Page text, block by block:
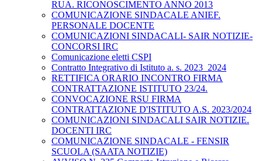
RUA. RICONOSCIMENTO ANNO 2013
COMUNICAZIONE SINDACALE ANIEF.
PERSONALE DOCENTE
COMUNICAZIONI SINDACALI- SAIR NOTIZIE-
CONCORSI IRC
Comunicazione eletti CSPI
Contratto Integrativo di Istituto a. s. 2023_2024
RETTIFICA ORARIO INCONTRO FIRMA
CONTRATTAZIONE ISTITUTO 23/24.
CONVOCAZIONE RSU FIRMA
CONTRATTAZIONE D'ISTITUTO A.S. 2023/2024
COMUNICAZIONI SINDACALI SAIR NOTIZIE.
DOCENTI IRC
COMUNICAZIONE SINDACALE - FENSIR
SCUOLA (SAATA NOTIZIE)